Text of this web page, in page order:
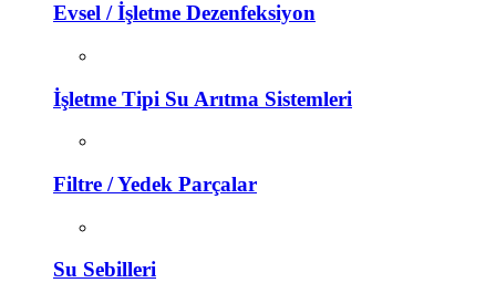
Evsel / İşletme Dezenfeksiyon
İşletme Tipi Su Arıtma Sistemleri
Filtre / Yedek Parçalar
Su Sebilleri